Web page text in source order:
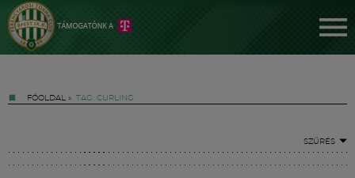
FŐOLDAL » TAG: CURLING
SZŰRÉS